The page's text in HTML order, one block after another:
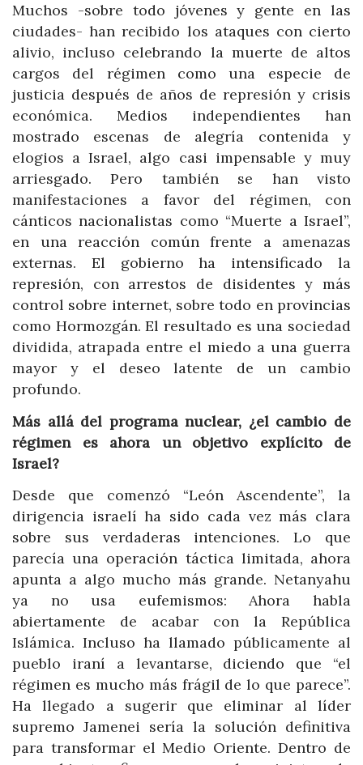
Muchos -sobre todo jóvenes y gente en las
ciudades- han recibido los ataques con cierto
alivio, incluso celebrando la muerte de altos
cargos del régimen como una especie de
justicia después de años de represión y crisis
económica. Medios independientes han
mostrado escenas de alegría contenida y
elogios a Israel, algo casi impensable y muy
arriesgado. Pero también se han visto
manifestaciones a favor del régimen, con
cánticos nacionalistas como “Muerte a Israel”,
en una reacción común frente a amenazas
externas. El gobierno ha intensificado la
represión, con arrestos de disidentes y más
control sobre internet, sobre todo en provincias
como Hormozgán. El resultado es una sociedad
dividida, atrapada entre el miedo a una guerra
mayor y el deseo latente de un cambio
profundo.
Más allá del programa nuclear, ¿el cambio de
régimen es ahora un objetivo explícito de
Israel?
Desde que comenzó “León Ascendente”, la
dirigencia israelí ha sido cada vez más clara
sobre sus verdaderas intenciones. Lo que
parecía una operación táctica limitada, ahora
apunta a algo mucho más grande. Netanyahu
ya no usa eufemismos: Ahora habla
abiertamente de acabar con la República
Islámica. Incluso ha llamado públicamente al
pueblo iraní a levantarse, diciendo que “el
régimen es mucho más frágil de lo que parece”.
Ha llegado a sugerir que eliminar al líder
supremo Jamenei sería la solución definitiva
para transformar el Medio Oriente. Dentro de